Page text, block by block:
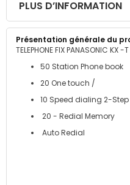
PLUS D’INFORMATION
Plus
d’information
TELEPHONE FIX PANASONIC KX
50 Station Phone book
20 One touch /
10 Speed dialing 2-
20 - Redial Memory
Auto Redial